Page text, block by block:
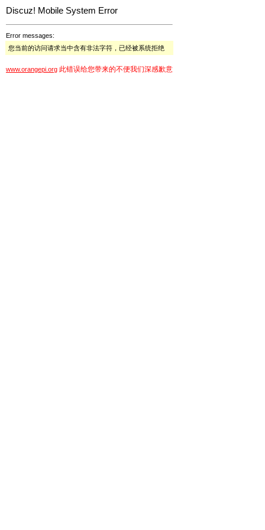
Discuz! Mobile System Error
Error messages:
您当前的访问请求当中含有非法字符，已经被系统拒绝
www.orangepi.org 此错误给您带来的不便我们深感歉意